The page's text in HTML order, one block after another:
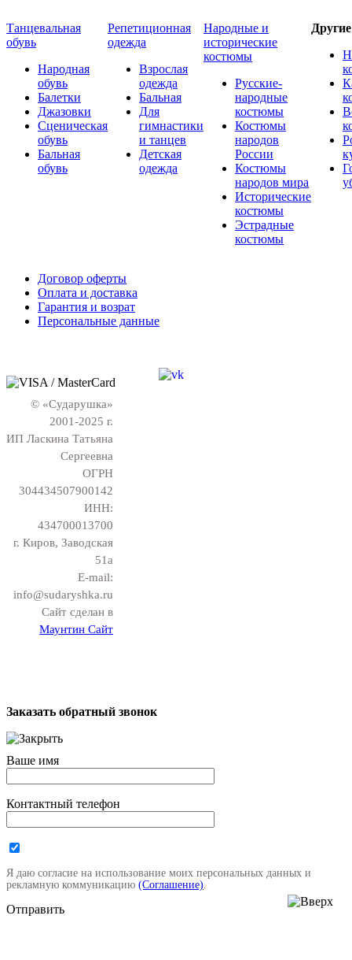
Танцевальная
обувь
Народная
обувь
Балетки
Джазовки
Сценическая
обувь
Бальная
обувь
Репетиционная
одежда
Взрослая
одежда
Бальная
Для
гимнастики
и танцев
Детская
одежда
Народные и
исторические
костюмы
Русские-
народные
костюмы
Костюмы
народов
России
Костюмы
народов мира
Исторические
костюмы
Эстрадные
костюмы
Договор оферты
Оплата и доставка
Гарантия и возрат
Персональные данные
© «Сударушка»
2001-2025 г.
ИП Ласкина Татьяна
Сергеевна
ОГРН
304434507900142
ИНН:
434700013700
г. Киров, Заводская
51а
E-mail:
info@sudaryshka.ru
Сайт сделан в
Маунтин Сайт
Заказать обратный звонок
Ваше имя
Контактный телефон
Я даю согласие на использование моих персональных данных и
рекламную коммуникацию (Соглашение)
Отправить